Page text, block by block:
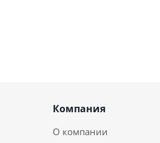
Компания
О компании